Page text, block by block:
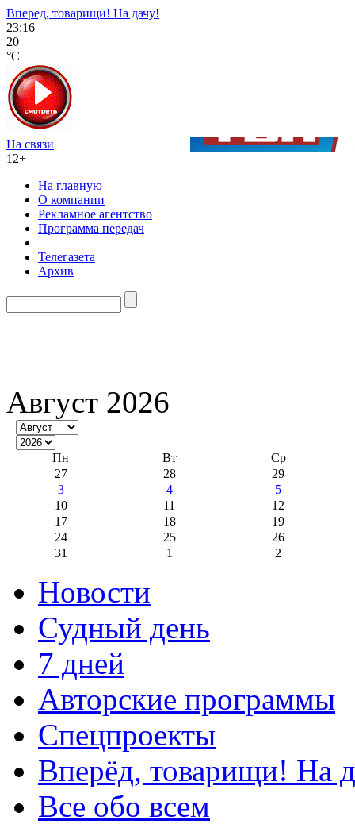
Вперед, товарищи! На дачу!
23:16
20
°C
На связи
12+
На главную
О компании
Рекламное агентство
Программа передач
Телегазета
Архив
Август 2026
Пн Вт
Ср
27
28
29
3
4
5
10
11
12
17
18
19
24
25
26
31
1 2
Новости
Судный день
7 дней
Авторские программы
Спецпроекты
Вперёд, товарищи! На
Все обо всем